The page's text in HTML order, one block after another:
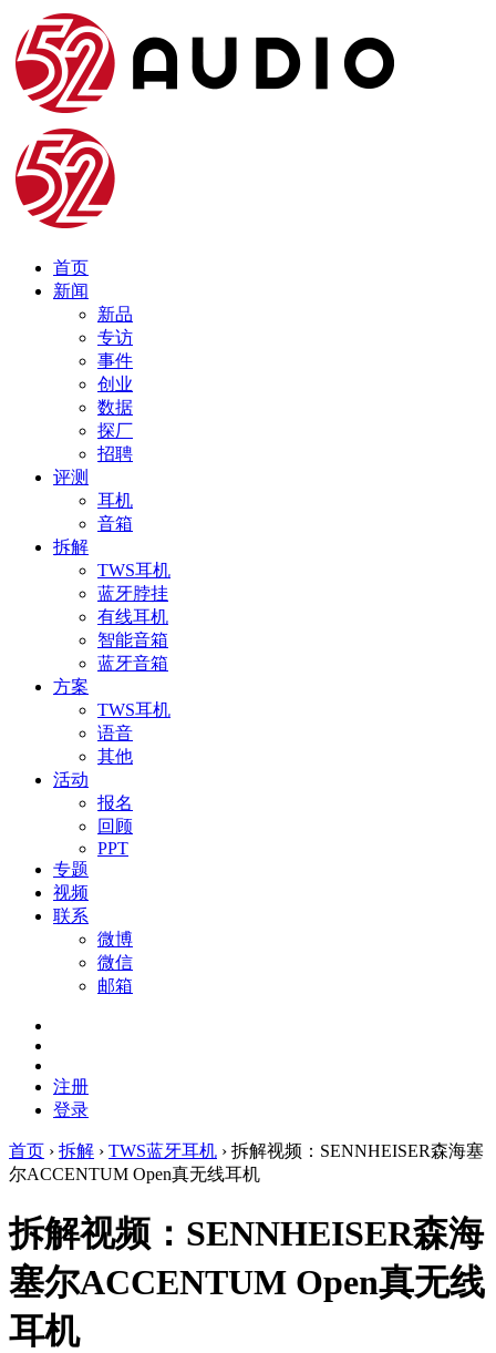
首页
新闻
新品
专访
事件
创业
数据
探厂
招聘
评测
耳机
音箱
拆解
TWS耳机
蓝牙脖挂
有线耳机
智能音箱
蓝牙音箱
方案
TWS耳机
语音
其他
活动
报名
回顾
PPT
专题
视频
联系
微博
微信
邮箱
注册
登录
首页 › 拆解 › TWS蓝牙耳机 › 拆解视频：SENNHEISER森海塞
尔ACCENTUM Open真无线耳机
拆解视频：SENNHEISER森海
塞尔ACCENTUM Open真无线
耳机